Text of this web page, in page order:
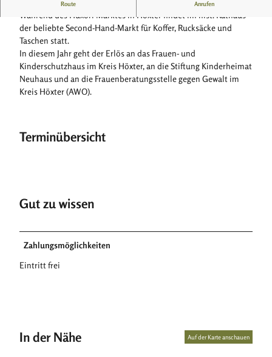
Route Anrufen
Während des Huxori Marktes in Höxter findet im hist. Rathaus
der beliebte Second-Hand-Markt für Koffer, Rucksäcke und
Taschen statt.
In diesem Jahr geht der Erlös an das Frauen- und
Kinderschutzhaus im Kreis Höxter, an die Stiftung Kinderheimat
Neuhaus und an die Frauenberatungsstelle gegen Gewalt im
Kreis Höxter (AWO).
Terminübersicht
Gut zu wissen
Zahlungsmöglichkeiten
Eintritt frei
In der Nähe Auf der Karte anschauen